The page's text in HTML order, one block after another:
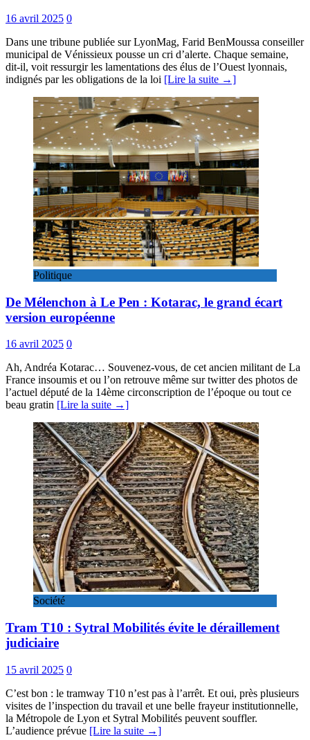
16 avril 2025 0
Dans une tribune publiée sur LyonMag, Farid BenMoussa conseiller
municipal de Vénissieux pousse un cri d’alerte. Chaque semaine,
dit-il, voit ressurgir les lamentations des élus de l’Ouest lyonnais,
indignés par les obligations de la loi [Lire la suite →]
Politique
De Mélenchon à Le Pen : Kotarac, le grand écart
version européenne
16 avril 2025 0
Ah, Andréa Kotarac… Souvenez-vous, de cet ancien militant de La
France insoumis et ou l’on retrouve même sur twitter des photos de
l’actuel député de la 14ème circonscription de l’époque ou tout ce
beau gratin [Lire la suite →]
Société
Tram T10 : Sytral Mobilités évite le déraillement
judiciaire
15 avril 2025 0
C’est bon : le tramway T10 n’est pas à l’arrêt. Et oui, près plusieurs
visites de l’inspection du travail et une belle frayeur institutionnelle,
la Métropole de Lyon et Sytral Mobilités peuvent souffler.
L’audience prévue [Lire la suite →]